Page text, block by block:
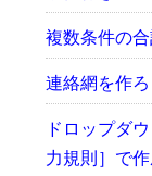
複数条件の
連絡網を作
ドロップダ
力規則］で